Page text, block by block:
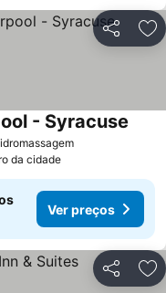
Partilhar
- Syracuse
da cidade
Ver preços
Partilhar